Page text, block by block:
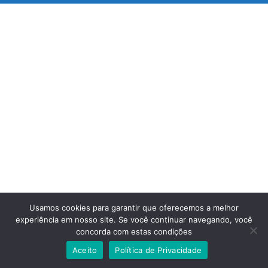
Usamos cookies para garantir que oferecemos a melhor
experiência em nosso site. Se você continuar navegando, você
concorda com estas condições
Aceito
Política de Privacidade